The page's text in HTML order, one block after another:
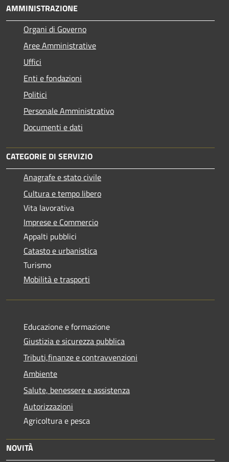
AMMINISTRAZIONE
Organi di Governo
Aree Amministrative
Uffici
Enti e fondazioni
Politici
Personale Amministrativo
Documenti e dati
CATEGORIE DI SERVIZIO
Anagrafe e stato civile
Cultura e tempo libero
Vita lavorativa
Imprese e Commercio
Appalti pubblici
Catasto e urbanistica
Turismo
Mobilità e trasporti
Educazione e formazione
Giustizia e sicurezza pubblica
Tributi,finanze e contravvenzioni
Ambiente
Salute, benessere e assistenza
Autorizzazioni
Agricoltura e pesca
NOVITÀ